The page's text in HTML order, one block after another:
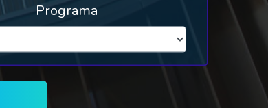
Programa